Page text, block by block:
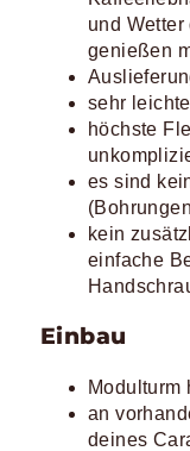
und
genießen
sehr
höchste
es sind
kein
einfache
Einbau
Modulturm
an
deines